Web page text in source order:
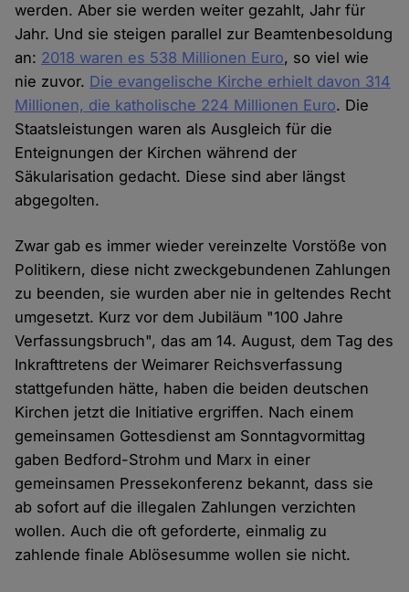
werden. Aber sie werden weiter gezahlt, Jahr für
Jahr. Und sie steigen parallel zur Beamtenbesoldung
an: 2018 waren es 538 Millionen Euro, so viel wie
nie zuvor. Die evangelische Kirche erhielt davon 314
Millionen, die katholische 224 Millionen Euro. Die
Staatsleistungen waren als Ausgleich für die
Enteignungen der Kirchen während der
Säkularisation gedacht. Diese sind aber längst
abgegolten.
Zwar gab es immer wieder vereinzelte Vorstöße von
Politikern, diese nicht zweckgebundenen Zahlungen
zu beenden, sie wurden aber nie in geltendes Recht
umgesetzt. Kurz vor dem Jubiläum "100 Jahre
Verfassungsbruch", das am 14. August, dem Tag des
Inkrafttretens der Weimarer Reichsverfassung
stattgefunden hätte, haben die beiden deutschen
Kirchen jetzt die Initiative ergriffen. Nach einem
gemeinsamen Gottesdienst am Sonntagvormittag
gaben Bedford-Strohm und Marx in einer
gemeinsamen Pressekonferenz bekannt, dass sie
ab sofort auf die illegalen Zahlungen verzichten
wollen. Auch die oft geforderte, einmalig zu
zahlende finale Ablösesumme wollen sie nicht.